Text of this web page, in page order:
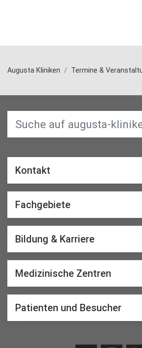
Augusta Kliniken Termine &
Kontakt
Fachgebiete
Bildung & Karriere
Medizinische Zentren
Patienten und Besucher